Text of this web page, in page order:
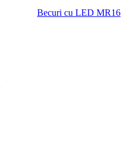
Becuri cu LED MR16